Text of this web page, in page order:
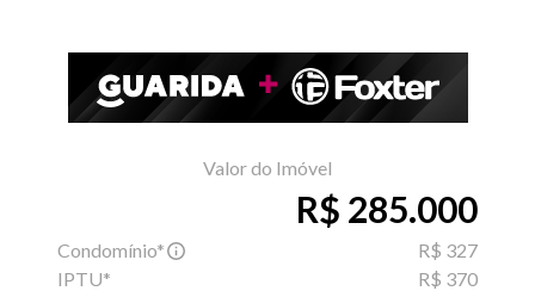
Valor do Imóvel
R$ 285.000
Condomínio*
R$ 327
IPTU*
R$ 370